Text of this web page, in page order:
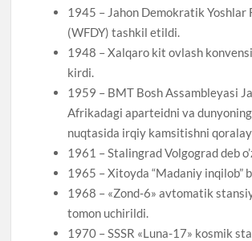
1945 – Jahon Demokratik Yoshlar
(WFDY) tashkil etildi.
1948 – Xalqaro kit ovlash
kirdi.
1959 – BMT Bosh Assambleyasi
Afrikadagi aparteidni va
nuqtasida irqiy kamsitishni
1961 – Stalingrad Volgograd deb
1965 – Xitoyda “Madaniy inqilob”
1968 – «Zond-6» avtomatik
tomon uchirildi.
1970 – SSSR «Luna-17» kosmik